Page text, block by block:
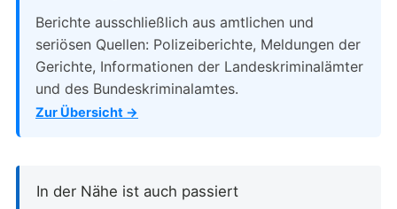
Berichte ausschließlich aus amtlichen und
seriösen Quellen: Polizeiberichte, Meldungen der
Gerichte, Informationen der Landeskriminalämter
und des Bundeskriminalamtes.
Zur Übersicht →
In der Nähe ist auch passiert